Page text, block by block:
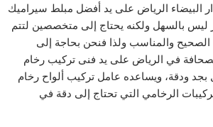
البيضاء الرياض على يد أفضل مبلط سيراميك
ليس بالسهل ولكنه يحتاج إلى متخصصين لتتم
الصحيح والمناسب ولذا فنحن بحاجة إلى
في الرياض على يد فنى تركيب رخام
ودقة، ويساعده عامل تركيب ألواح رخام
الرخامي التي تحتاج إلى دقة في